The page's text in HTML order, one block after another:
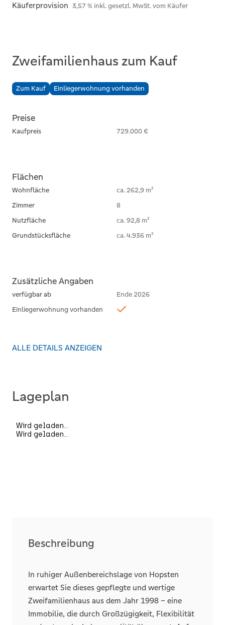
Käuferprovision 3,57 % inkl. gesetzl. MwSt. vom Käufer
Zweifamilienhaus zum Kauf
Zum Kauf Einliegerwohnung vorhanden
Preise
Kaufpreis 729.000 €
Flächen
Wohnfläche
ca. 262,9 m²
Zimmer
8
Nutzfläche
ca. 92,8 m²
Grundstücksfläche
ca. 4.936 m²
Zusätzliche Angaben
verfügbar ab
Ende 2026
Einliegerwohnung vorhanden
Unterkellert
Kamin
Stellplätze
ALLE DETAILS ANZEIGEN
Lageplan
Beschreibung
In ruhiger Außenbereichslage von Hopsten
erwartet Sie dieses gepflegte und wertige
Zweifamilienhaus aus dem Jahr 1998 – eine
Immobilie, die durch Großzügigkeit, Flexibilität